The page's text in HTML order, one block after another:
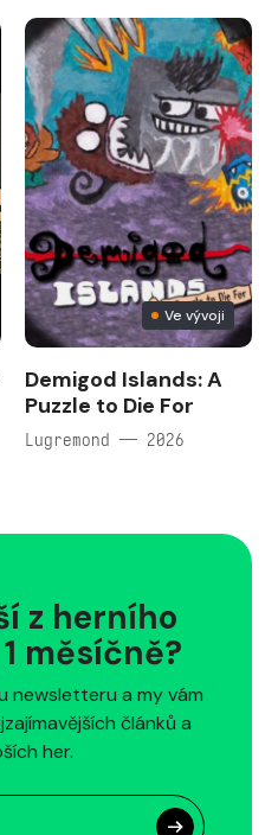
Ve vývoji
Demigod Islands: A
Puzzle to Die For
Lugremond — 2026
z herního
měsíčně?
newsletteru a my vám
článků a
her.